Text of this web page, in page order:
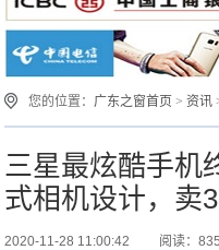
您的位置： 广东之窗首页 >资讯
三星最炫酷手机
式相机设计，卖
2020-11-28 11:00:42 阅读：835